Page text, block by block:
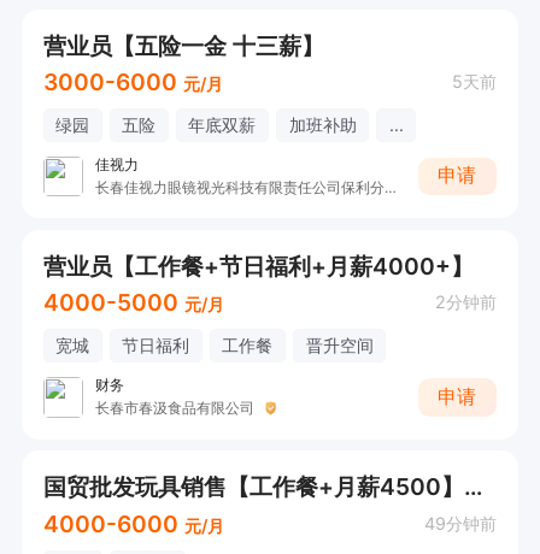
营业员【五险一金 十三薪】
3000-6000 元/月 5天前
绿园 五险 年底双薪 加班补助 ...
佳视力
长春佳视力眼镜视光科技有限责任公司保利分公司
申请
营业员【工作餐+节日福利+月薪4000+】
4000-5000 元/月 2分钟前
宽城 节日福利 工作餐 晋升空间
财务
长春市春汲食品有限公司
申请
国贸批发玩具销售【工作餐+月薪4500】感兴趣直接电话联系
4000-6000 元/月 49分钟前